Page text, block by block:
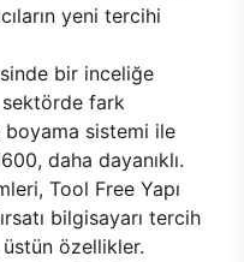
yeni tercihi
bir inceliğe
fark
boyama sistemi ile
daha dayanıklı.
Tool Free Yapı
bilgisayarı tercih
özellikler.